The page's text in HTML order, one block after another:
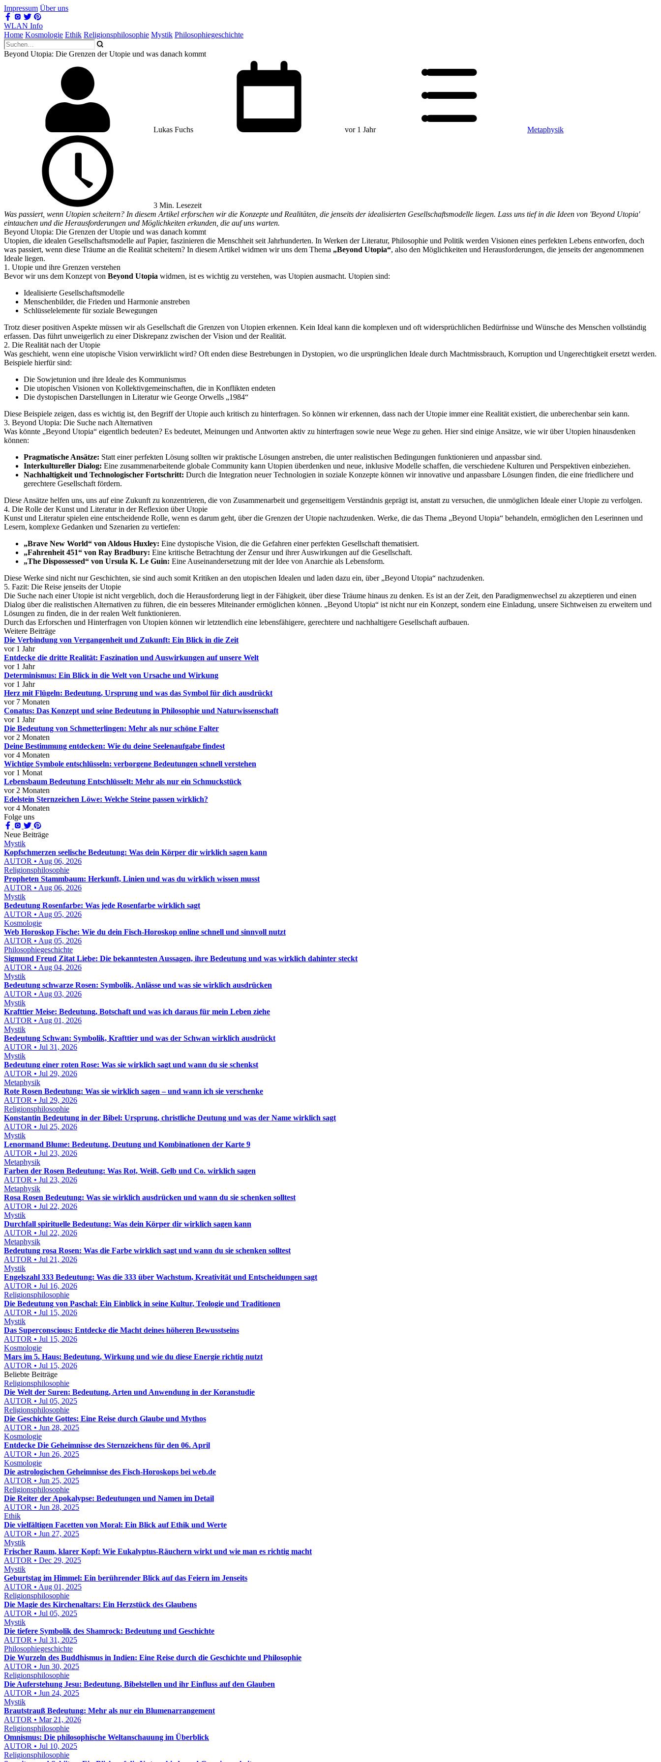
Impressum Über uns
WLAN Info
Home Kosmologie Ethik Religionsphilosophie Mystik Philosophiegeschichte
Beyond Utopia: Die Grenzen der Utopie und was danach kommt
Lukas Fuchs vor 1 Jahr Metaphysik
3 Min. Lesezeit
Was passiert, wenn Utopien scheitern? In diesem Artikel erforschen wir die Konzepte und Realitäten, die jenseits der idealisierten Gesellschaftsmodelle liegen. Lass uns tief in die Ideen von 'Beyond Utopia'
eintauchen und die Herausforderungen und Möglichkeiten erkunden, die auf uns warten.
Beyond Utopia: Die Grenzen der Utopie und was danach kommt
Utopien, die idealen Gesellschaftsmodelle auf Papier, faszinieren die Menschheit seit Jahrhunderten. In Werken der Literatur, Philosophie und Politik werden Visionen eines perfekten Lebens entworfen, doch
was passiert, wenn diese Träume an die Realität scheitern? In diesem Artikel widmen wir uns dem Thema „Beyond Utopia“, also den Möglichkeiten und Herausforderungen, die jenseits der angenommenen
Ideale liegen.
1. Utopie und ihre Grenzen verstehen
Bevor wir uns dem Konzept von Beyond Utopia widmen, ist es wichtig zu verstehen, was Utopien ausmacht. Utopien sind:
Idealisierte Gesellschaftsmodelle
Menschenbilder, die Frieden und Harmonie anstreben
Schlüsselelemente für soziale Bewegungen
Trotz dieser positiven Aspekte müssen wir als Gesellschaft die Grenzen von Utopien erkennen. Kein Ideal kann die komplexen und oft widersprüchlichen Bedürfnisse und Wünsche des Menschen vollständig
erfassen. Das führt unweigerlich zu einer Diskrepanz zwischen der Vision und der Realität.
2. Die Realität nach der Utopie
Was geschieht, wenn eine utopische Vision verwirklicht wird? Oft enden diese Bestrebungen in Dystopien, wo die ursprünglichen Ideale durch Machtmissbrauch, Korruption und Ungerechtigkeit ersetzt werden.
Beispiele hierfür sind:
Die Sowjetunion und ihre Ideale des Kommunismus
Die utopischen Visionen von Kollektivgemeinschaften, die in Konflikten endeten
Die dystopischen Darstellungen in Literatur wie George Orwells „1984“
Diese Beispiele zeigen, dass es wichtig ist, den Begriff der Utopie auch kritisch zu hinterfragen. So können wir erkennen, dass nach der Utopie immer eine Realität existiert, die unberechenbar sein kann.
3. Beyond Utopia: Die Suche nach Alternativen
Was könnte „Beyond Utopia“ eigentlich bedeuten? Es bedeutet, Meinungen und Antworten aktiv zu hinterfragen sowie neue Wege zu gehen. Hier sind einige Ansätze, wie wir über Utopien hinausdenken
können:
Pragmatische Ansätze: Statt einer perfekten Lösung sollten wir praktische Lösungen anstreben, die unter realistischen Bedingungen funktionieren und anpassbar sind.
Interkultureller Dialog: Eine zusammenarbeitende globale Community kann Utopien überdenken und neue, inklusive Modelle schaffen, die verschiedene Kulturen und Perspektiven einbeziehen.
Nachhaltigkeit und Technologischer Fortschritt: Durch die Integration neuer Technologien in soziale Konzepte können wir innovative und anpassbare Lösungen finden, die eine friedlichere und
gerechtere Gesellschaft fördern.
Diese Ansätze helfen uns, uns auf eine Zukunft zu konzentrieren, die von Zusammenarbeit und gegenseitigem Verständnis geprägt ist, anstatt zu versuchen, die unmöglichen Ideale einer Utopie zu verfolgen.
4. Die Rolle der Kunst und Literatur in der Reflexion über Utopie
Kunst und Literatur spielen eine entscheidende Rolle, wenn es darum geht, über die Grenzen der Utopie nachzudenken. Werke, die das Thema „Beyond Utopia“ behandeln, ermöglichen den Leserinnen und
Lesern, komplexe Gedanken und Szenarien zu vertiefen:
„Brave New World“ von Aldous Huxley: Eine dystopische Vision, die die Gefahren einer perfekten Gesellschaft thematisiert.
„Fahrenheit 451“ von Ray Bradbury: Eine kritische Betrachtung der Zensur und ihrer Auswirkungen auf die Gesellschaft.
„The Dispossessed“ von Ursula K. Le Guin: Eine Auseinandersetzung mit der Idee von Anarchie als Lebensform.
Diese Werke sind nicht nur Geschichten, sie sind auch somit Kritiken an den utopischen Idealen und laden dazu ein, über „Beyond Utopia“ nachzudenken.
5. Fazit: Die Reise jenseits der Utopie
Die Suche nach einer Utopie ist nicht vergeblich, doch die Herausforderung liegt in der Fähigkeit, über diese Träume hinaus zu denken. Es ist an der Zeit, den Paradigmenwechsel zu akzeptieren und einen
Dialog über die realistischen Alternativen zu führen, die ein besseres Miteinander ermöglichen können. „Beyond Utopia“ ist nicht nur ein Konzept, sondern eine Einladung, unsere Sichtweisen zu erweitern und
Lösungen zu finden, die in der realen Welt funktionieren.
Durch das Erforschen und Hinterfragen von Utopien können wir letztendlich eine lebensfähigere, gerechtere und nachhaltigere Gesellschaft aufbauen.
Weitere Beiträge
Die Verbindung von Vergangenheit und Zukunft: Ein Blick in die Zeit
vor 1 Jahr
Entdecke die dritte Realität: Faszination und Auswirkungen auf unsere Welt
vor 1 Jahr
Determinismus: Ein Blick in die Welt von Ursache und Wirkung
vor 1 Jahr
Herz mit Flügeln: Bedeutung, Ursprung und was das Symbol für dich ausdrückt
vor 7 Monaten
Conatus: Das Konzept und seine Bedeutung in Philosophie und Naturwissenschaft
vor 1 Jahr
Die Bedeutung von Schmetterlingen: Mehr als nur schöne Falter
vor 2 Monaten
Deine Bestimmung entdecken: Wie du deine Seelenaufgabe findest
vor 4 Monaten
Wichtige Symbole entschlüsseln: verborgene Bedeutungen schnell verstehen
vor 1 Monat
Lebensbaum Bedeutung Entschlüsselt: Mehr als nur ein Schmuckstück
vor 2 Monaten
Edelstein Sternzeichen Löwe: Welche Steine passen wirklich?
vor 4 Monaten
Folge uns
Neue Beiträge
Mystik
Kopfschmerzen seelische Bedeutung: Was dein Körper dir wirklich sagen kann
AUTOR • Aug 06, 2026
Religionsphilosophie
Propheten Stammbaum: Herkunft, Linien und was du wirklich wissen musst
AUTOR • Aug 06, 2026
Mystik
Bedeutung Rosenfarbe: Was jede Rosenfarbe wirklich sagt
AUTOR • Aug 05, 2026
Kosmologie
Web Horoskop Fische: Wie du dein Fisch-Horoskop online schnell und sinnvoll nutzt
AUTOR • Aug 05, 2026
Philosophiegeschichte
Sigmund Freud Zitat Liebe: Die bekanntesten Aussagen, ihre Bedeutung und was wirklich dahinter steckt
AUTOR • Aug 04, 2026
Mystik
Bedeutung schwarze Rosen: Symbolik, Anlässe und was sie wirklich ausdrücken
AUTOR • Aug 03, 2026
Mystik
Krafttier Meise: Bedeutung, Botschaft und was ich daraus für mein Leben ziehe
AUTOR • Aug 01, 2026
Mystik
Bedeutung Schwan: Symbolik, Krafttier und was der Schwan wirklich ausdrückt
AUTOR • Jul 31, 2026
Mystik
Bedeutung einer roten Rose: Was sie wirklich sagt und wann du sie schenkst
AUTOR • Jul 29, 2026
Metaphysik
Rote Rosen Bedeutung: Was sie wirklich sagen – und wann ich sie verschenke
AUTOR • Jul 29, 2026
Religionsphilosophie
Konstantin Bedeutung in der Bibel: Ursprung, christliche Deutung und was der Name wirklich sagt
AUTOR • Jul 25, 2026
Mystik
Lenormand Blume: Bedeutung, Deutung und Kombinationen der Karte 9
AUTOR • Jul 23, 2026
Metaphysik
Farben der Rosen Bedeutung: Was Rot, Weiß, Gelb und Co. wirklich sagen
AUTOR • Jul 23, 2026
Metaphysik
Rosa Rosen Bedeutung: Was sie wirklich ausdrücken und wann du sie schenken solltest
AUTOR • Jul 22, 2026
Mystik
Durchfall spirituelle Bedeutung: Was dein Körper dir wirklich sagen kann
AUTOR • Jul 22, 2026
Metaphysik
Bedeutung rosa Rosen: Was die Farbe wirklich sagt und wann du sie schenken solltest
AUTOR • Jul 21, 2026
Mystik
Engelszahl 333 Bedeutung: Was die 333 über Wachstum, Kreativität und Entscheidungen sagt
AUTOR • Jul 16, 2026
Religionsphilosophie
Die Bedeutung von Paschal: Ein Einblick in seine Kultur, Teologie und Traditionen
AUTOR • Jul 15, 2026
Mystik
Das Superconscious: Entdecke die Macht deines höheren Bewusstseins
AUTOR • Jul 15, 2026
Kosmologie
Mars im 5. Haus: Bedeutung, Wirkung und wie du diese Energie richtig nutzt
AUTOR • Jul 15, 2026
Beliebte Beiträge
Religionsphilosophie
Die Welt der Suren: Bedeutung, Arten und Anwendung in der Koranstudie
AUTOR • Jul 05, 2025
Religionsphilosophie
Die Geschichte Gottes: Eine Reise durch Glaube und Mythos
AUTOR • Jun 28, 2025
Kosmologie
Entdecke Die Geheimnisse des Sternzeichens für den 06. April
AUTOR • Jun 26, 2025
Kosmologie
Die astrologischen Geheimnisse des Fisch-Horoskops bei web.de
AUTOR • Jun 25, 2025
Religionsphilosophie
Die Reiter der Apokalypse: Bedeutungen und Namen im Detail
AUTOR • Jun 28, 2025
Ethik
Die vielfältigen Facetten von Moral: Ein Blick auf Ethik und Werte
AUTOR • Jun 27, 2025
Mystik
Frischer Raum, klarer Kopf: Wie Eukalyptus-Räuchern wirkt und wie man es richtig macht
AUTOR • Dec 29, 2025
Mystik
Geburtstag im Himmel: Ein berührender Blick auf das Feiern im Jenseits
AUTOR • Aug 01, 2025
Religionsphilosophie
Die Magie des Kirchenaltars: Ein Herzstück des Glaubens
AUTOR • Jul 05, 2025
Mystik
Die tiefere Symbolik des Shamrock: Bedeutung und Geschichte
AUTOR • Jul 31, 2025
Philosophiegeschichte
Die Wurzeln des Buddhismus in Indien: Eine Reise durch die Geschichte und Philosophie
AUTOR • Jun 30, 2025
Religionsphilosophie
Die Auferstehung Jesu: Bedeutung, Bibelstellen und ihr Einfluss auf den Glauben
AUTOR • Jun 24, 2025
Mystik
Brautstrauß Bedeutung: Mehr als nur ein Blumenarrangement
AUTOR • Mar 21, 2026
Religionsphilosophie
Omnismus: Die philosophische Weltanschauung im Überblick
AUTOR • Jul 10, 2025
Religionsphilosophie